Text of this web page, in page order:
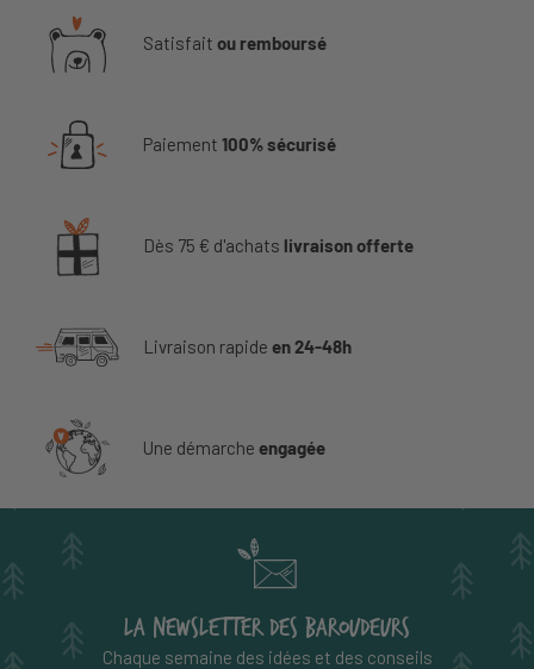
Satisfait ou remboursé
Paiement 100% sécurisé
Dès 75 € d'achats livraison offerte
Livraison rapide en 24-48h
Une démarche engagée
LA NEWSLETTER DES BAROUDEURS
Chaque semaine des idées et des conseils